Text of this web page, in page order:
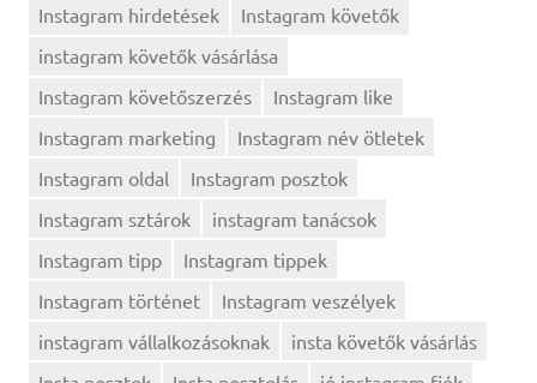
Instagram hirdetések
Instagram követők
instagram követők vásárlása
Instagram követőszerzés
Instagram like
Instagram marketing
Instagram név ötletek
Instagram oldal
Instagram posztok
Instagram sztárok
instagram tanácsok
Instagram tipp
Instagram tippek
Instagram történet
Instagram veszélyek
instagram vállalkozásoknak
insta követők vásárlás